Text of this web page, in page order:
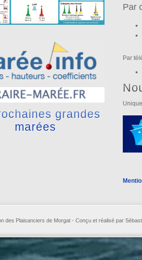
grandes
marées
Par
Par
des Plaisanciers de Morgat - Conçu et réalisé par